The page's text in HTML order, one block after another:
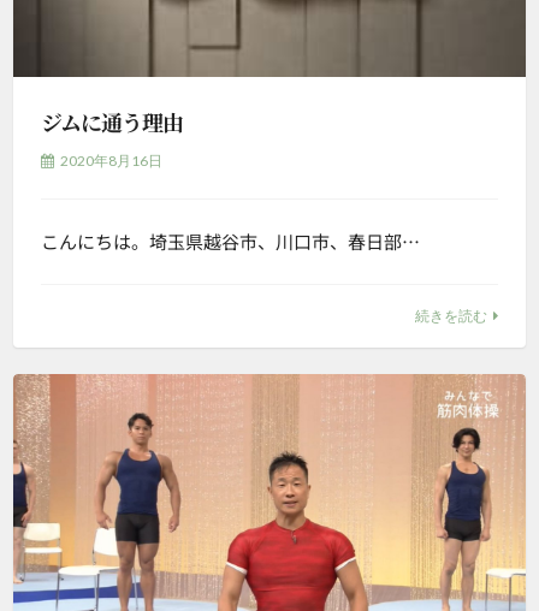
ジムに通う理由
2020年8月16日
こんにちは。埼玉県越谷市、川口市、春日部…
続きを読む